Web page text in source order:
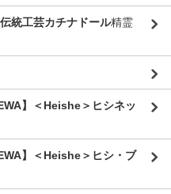
統工芸カチナドール精霊
】＜Heishe＞ヒシネッ
】＜Heishe＞ヒシ・ブ